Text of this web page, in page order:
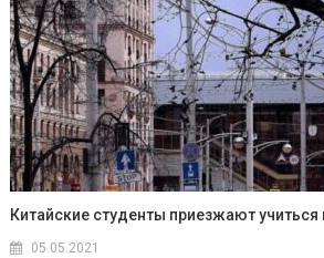
Китайские студенты приезжают учиться
05.05.2021